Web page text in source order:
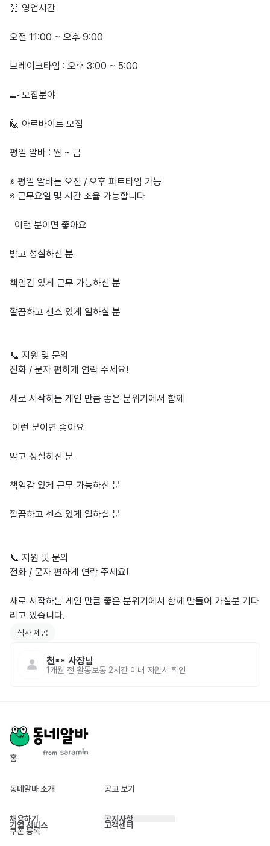
⏰ 영업시간
오전 11:00 ~ 오후 9:00
브레이크타임 : 오후 3:00 ~ 5:00
🍳 모집분야
🙋 아르바이트 모집
평일 알바 : 월 ~ 금
※ 평일 알바는 오전 / 오후 파트타임 가능
※ 근무요일 및 시간 조율 가능합니다
밝고 성실하신 분
책임감 있게 근무 가능하신 분
깔끔하고 센스 있게 일하실 분
📞 지원 및 문의
전화 / 문자 편하게 연락 주세요!
새로 시작하는 게인 만큼 좋은 분위기에서 함께
밝고 성실하신 분
책임감 있게 근무 가능하신 분
깔끔하고 센스 있게 일하실 분
📞 지원 및 문의
전화 / 문자 편하게 연락 주세요!
새로 시작하는 게인 만큼 좋은 분위기에서 함께 만들어 가실분 기다
리고 있습니다.
식사 제공
천** 사장님
1개월 전 활동보통 2시간 이내 지원서 확인
홈
동네알바 소개 공고 보기
채용하기
기업 서비스
쿠폰 등록
공지사항
고객센터